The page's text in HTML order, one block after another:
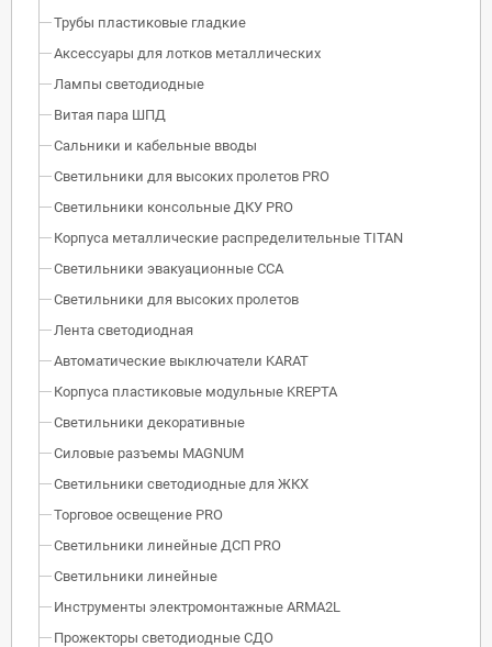
Трубы пластиковые гладкие
Аксессуары для лотков металлических
Лампы светодиодные
Витая пара ШПД
Сальники и кабельные вводы
Светильники для высоких пролетов PRO
Светильники консольные ДКУ PRO
Корпуса металлические распределительные TITAN
Светильники эвакуационные ССА
Светильники для высоких пролетов
Лента светодиодная
Автоматические выключатели KARAT
Корпуса пластиковые модульные KREPTA
Светильники декоративные
Силовые разъемы MAGNUM
Светильники светодиодные для ЖКХ
Торговое освещение PRO
Светильники линейные ДСП PRO
Светильники линейные
Инструменты электромонтажные ARMA2L
Прожекторы светодиодные СДО